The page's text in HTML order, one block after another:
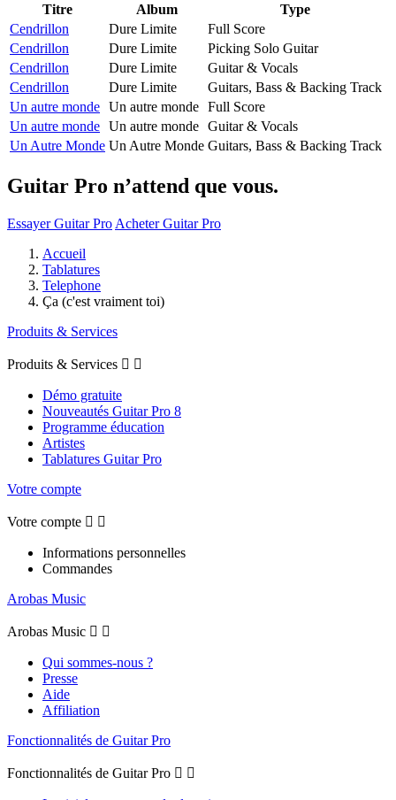
Titre Album
Type
Cendrillon
Dure Limite
Full Score
Cendrillon
Dure Limite
Picking Solo Guitar
Cendrillon
Dure Limite
Guitar & Vocals
Cendrillon
Dure Limite
Guitars, Bass & Backing Track
Un autre monde Un autre monde Full Score
Un autre monde Un autre monde Guitar & Vocals
Un Autre Monde Un Autre Monde Guitars, Bass & Backing Track
Guitar Pro n’attend que vous.
Essayer Guitar Pro Acheter Guitar Pro
Accueil
Tablatures
Telephone
Ça (c'est vraiment toi)
Produits & Services
Produits & Services  
Démo gratuite
Nouveautés Guitar Pro 8
Programme éducation
Artistes
Tablatures Guitar Pro
Votre compte
Votre compte  
Informations personnelles
Commandes
Arobas Music
Arobas Music  
Qui sommes-nous ?
Presse
Aide
Affiliation
Fonctionnalités de Guitar Pro
Fonctionnalités de Guitar Pro  